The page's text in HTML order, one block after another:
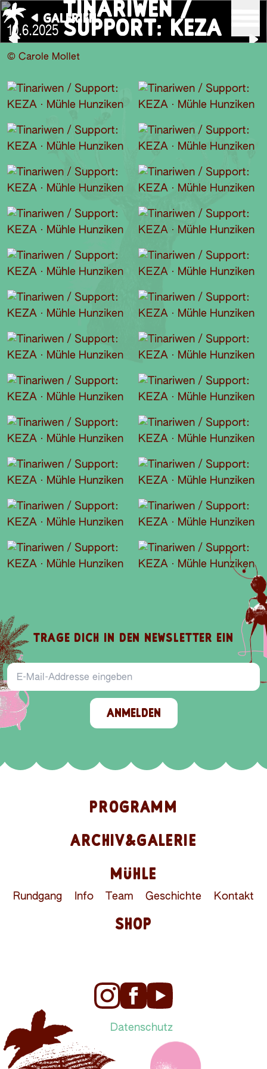
GALERIEN
10.6.2025
TINARIWEN /
SUPPORT: KEZA
© Carole Mollet
TRAGE DICH IN DEN NEWSLETTER EIN
E-Mail-Addresse
ANMELDEN
PROGRAMM
ARCHIV&GALERIE
MÜHLE
Rundgang Info Team Geschichte Kontakt
SHOP
Datenschutz